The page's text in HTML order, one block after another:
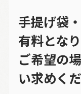
手提げ袋
有料となり
ご希望の
い求めく